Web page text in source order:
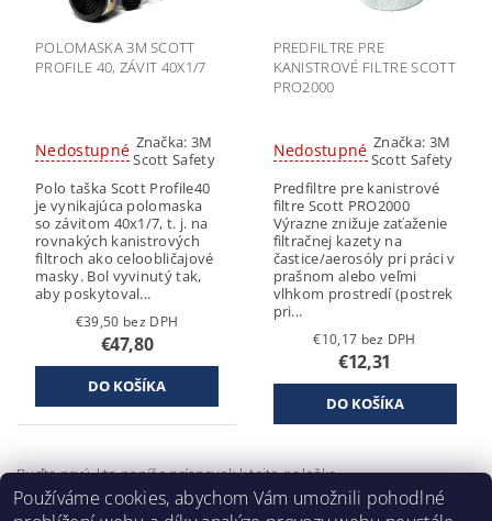
POLOMASKA 3M SCOTT
PROFILE 40, ZÁVIT 40X1/7
Nedostupné Značka:3M
Scott Safety
Polo taška Scott Profile40
je vynikajúca polomaska
so závitom 40x1/7, t. j. na
rovnakých kanistrových
filtroch ako celoobličajové
masky. Bol vyvinutý tak,
aby poskytoval...
€39,50 bez DPH
€47,80
PREDFILTRE PRE
KANISTROVÉ FILTRE SCOTT
PRO2000
Nedostupné Značka: 3M
Scott Safety
Predfiltre pre kanistrové
filtre Scott PRO2000
Výrazne znižuje zaťaženie
filtračnej kazety na
častice/aerosóly pri práci v
prašnom alebo veľmi
vlhkom prostredí (postrek
pri...
€10,17 bez DPH
€12,31
Buďte prvý, kto napíše príspevok k tejto položke.
Používáme cookies, abychom Vám umožnili pohodlné